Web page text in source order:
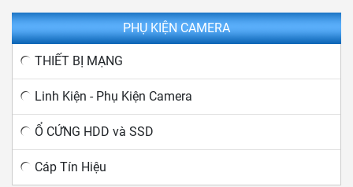
PHỤ KIỆN CAMERA
THIẾT BỊ MẠNG
Linh Kiện - Phụ Kiện Camera
Ổ CỨNG HDD và SSD
Cáp Tín Hiệu